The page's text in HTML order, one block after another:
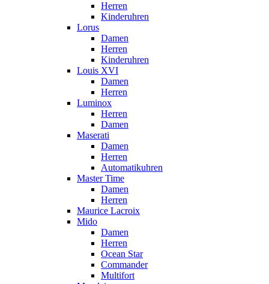
Herren
Kinderuhren
Lorus
Damen
Herren
Kinderuhren
Louis XVI
Damen
Herren
Luminox
Herren
Damen
Maserati
Damen
Herren
Automatikuhren
Master Time
Damen
Herren
Maurice Lacroix
Mido
Damen
Herren
Ocean Star
Commander
Multifort